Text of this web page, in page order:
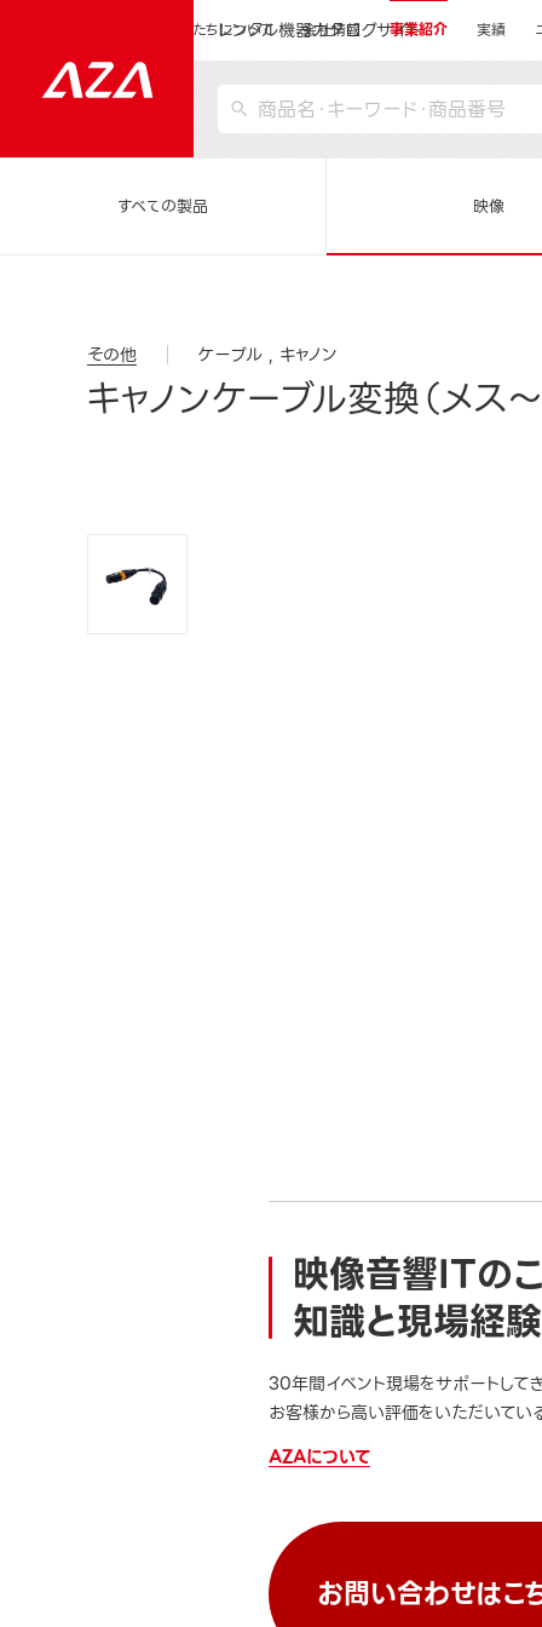
レンタル機器カタログサイト
私たちについて 会社情報 事業紹介 実績
すべての製品 映像
その他 ケーブル キャノン
キャノンケーブル変換（メス
映像音響ITの
知識と現場経
30年間イベント現場をサポートして
お客様から高い評価をいただいてい
AZAについて
お問い合わせはこ